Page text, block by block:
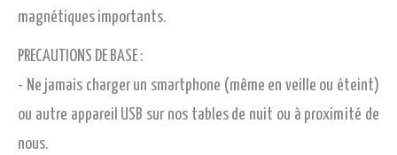
magnétiques importants.
PRECAUTIONS DE BASE :
- Ne jamais charger un smartphone (même en veille ou éteint)
ou autre appareil USB sur nos tables de nuit ou à proximité de
nous.